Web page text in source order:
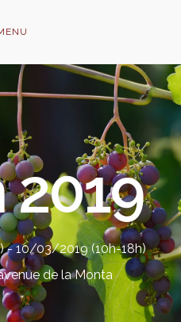
2019
- 10/03/2019 (10h-18h)
de la Monta